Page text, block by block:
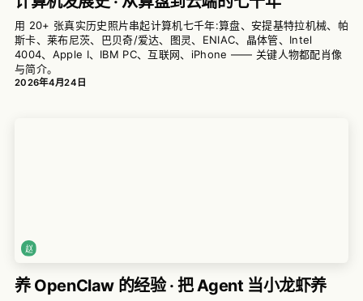
用 20+ 张真实历史照片串起计算机七千年:算盘、安提基特拉机械、帕
斯卡、莱布尼茨、巴贝奇/爱达、图灵、ENIAC、晶体管、Intel
4004、Apple I、IBM PC、互联网、iPhone —— 关键人物都配肖像
与简介。
2026年4月24日
养 OpenClaw 的经验 · 把 Agent 当小龙虾养